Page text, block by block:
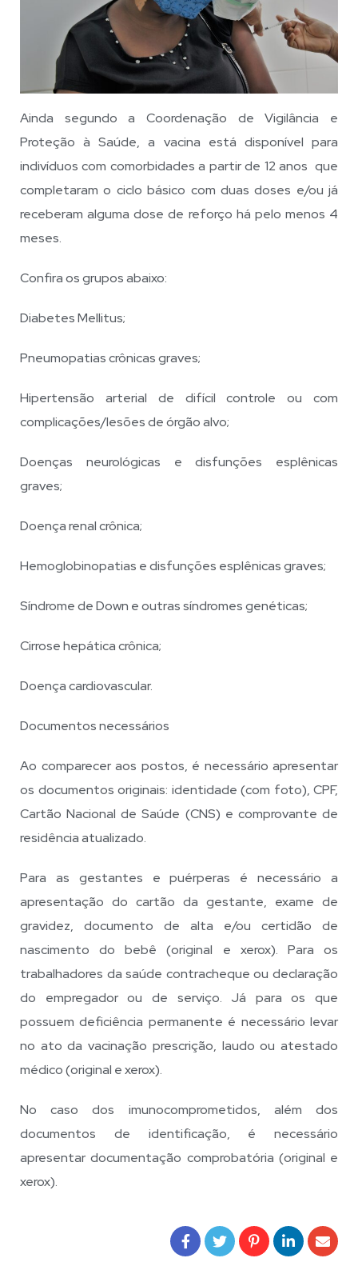
Ainda segundo a Coordenação de Vigilância e
Proteção à Saúde, a vacina está disponível para
indivíduos com comorbidades a partir de 12 anos que
completaram o ciclo básico com duas doses e/ou já
receberam alguma dose de reforço há pelo menos 4
meses.
Confira os grupos abaixo:
Diabetes Mellitus;
Pneumopatias crônicas graves;
Hipertensão arterial de difícil controle ou com
complicações/lesões de órgão alvo;
Doenças neurológicas e disfunções esplênicas
graves;
Doença renal crônica;
Hemoglobinopatias e disfunções esplênicas graves;
Síndrome de Down e outras síndromes genéticas;
Cirrose hepática crônica;
Doença cardiovascular.
Documentos necessários
Ao comparecer aos postos, é necessário apresentar
os documentos originais: identidade (com foto), CPF,
Cartão Nacional de Saúde (CNS) e comprovante de
residência atualizado.
Para as gestantes e puérperas é necessário a
apresentação do cartão da gestante, exame de
gravidez, documento de alta e/ou certidão de
nascimento do bebê (original e xerox). Para os
trabalhadores da saúde contracheque ou declaração
do empregador ou de serviço. Já para os que
possuem deficiência permanente é necessário levar
no ato da vacinação prescrição, laudo ou atestado
médico (original e xerox).
No caso dos imunocomprometidos, além dos
documentos de identificação, é necessário
apresentar documentação comprobatória (original e
xerox).